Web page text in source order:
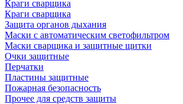
Краги сварщика
Краги сварщика
Защита органов дыхания
Маски с автоматическим светофильтром
Маски сварщика и защитные щитки
Очки защитные
Перчатки
Пластины защитные
Пожарная безопасность
Прочее для средств защиты